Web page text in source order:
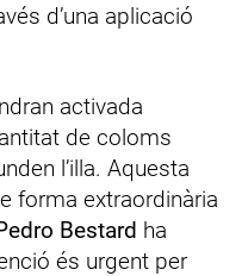
d’una aplicació
activada
de coloms
l’illa. Aquesta
forma extraordinària
Bestard ha
és urgent per